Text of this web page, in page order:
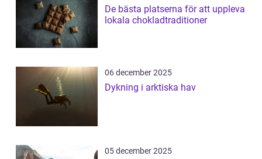
De bästa platserna för att uppleva
lokala chokladtraditioner
06 december 2025
Dykning i arktiska hav
05 december 2025